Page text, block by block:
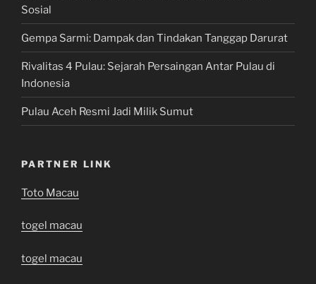
Sosial
Gempa Sarmi: Dampak dan Tindakan Tanggap Darurat
Rivalitas 4 Pulau: Sejarah Persaingan Antar Pulau di
Indonesia
Pulau Aceh Resmi Jadi Milik Sumut
PARTNER LINK
Toto Macau
togel macau
togel macau